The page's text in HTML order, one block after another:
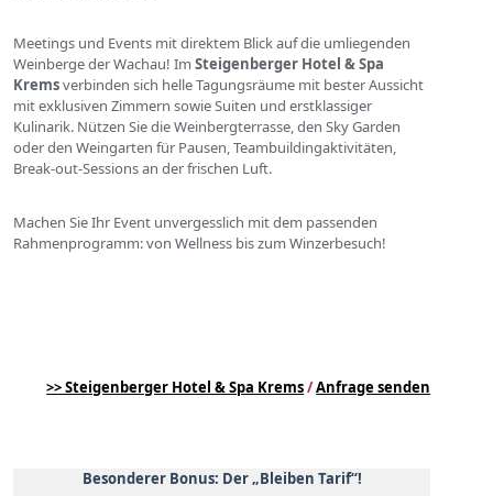
Meetings und Events mit direktem Blick auf die umliegenden
Weinberge der Wachau! Im Steigenberger Hotel & Spa
Kremsverbinden sich helle Tagungsräume mit bester Aussicht
mit exklusiven Zimmern sowie Suiten und erstklassiger
Kulinarik. Nützen Sie die Weinbergterrasse, den Sky Garden
oder den Weingarten für Pausen, Teambuildingaktivitäten,
Break-out-Sessions an der frischen Luft.
Machen Sie Ihr Event unvergesslich mit dem passenden
Rahmenprogramm: von Wellness bis zum Winzerbesuch!
>> Steigenberger Hotel & Spa Krems/Anfrage senden
Besonderer Bonus: Der „Bleiben Tarif“!